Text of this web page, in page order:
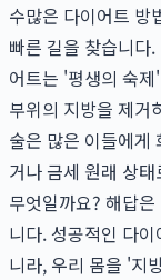
수많은 다이어트 방
빠른 길을 찾습니다
어트는 '평생의 숙
부위의 지방을 제거
술은 많은 이들에게
거나 금세 원래 상
무엇일까요? 해답
니다. 성공적인 다
니라, 우리 몸을 '지